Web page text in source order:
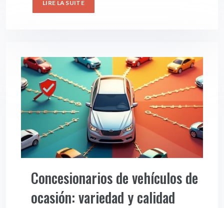
LIRE LA SUITE
Concesionarios de vehículos de
ocasión: variedad y calidad